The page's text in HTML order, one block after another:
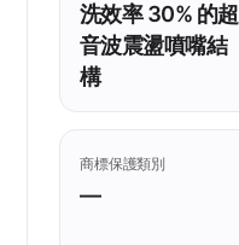
洗效率 30% 的超
音波震盪噴嘴結
構
商標保護類別
—